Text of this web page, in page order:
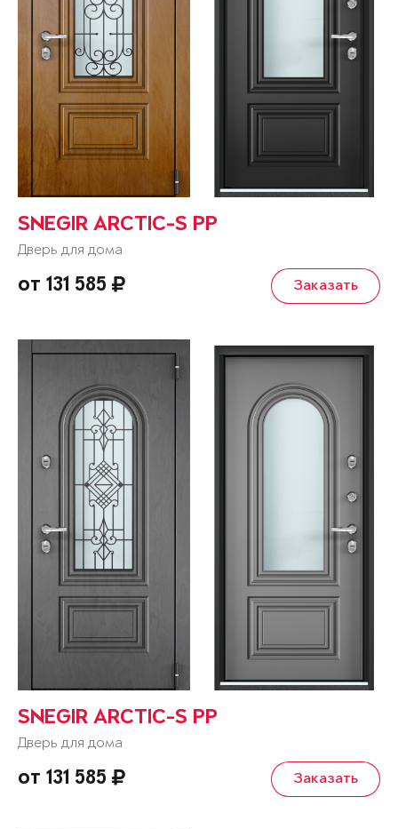
SNEGIR ARCTIC-S PP
Дверь для дома
от 131 585 Заказать
SNEGIR ARCTIC-S PP
Дверь для дома
от 131 585 Заказать